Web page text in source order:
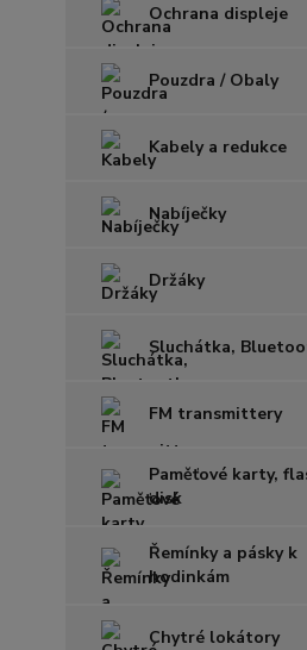
Ochrana displeje
Pouzdra / Obaly
Kabely a redukce
Nabíječky
Držáky
Sluchátka,
FM transmittery
Paměťové karty,
disk
Řemínky a pásky k
hodinkám
Chytré lokátory